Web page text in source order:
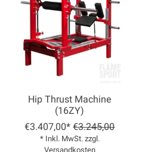
Hip Thrust Machine
(16ZY)
€3.407,00* €3.245,00
* Inkl. MwSt. zzgl.
Versandkosten